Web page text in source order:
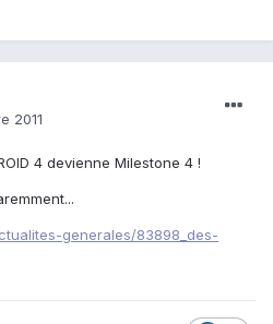
2011
4 devienne Milestone 4 !
generales/83898_des-